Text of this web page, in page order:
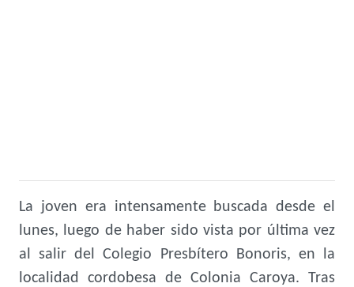
La joven era intensamente buscada desde el
lunes, luego de haber sido vista por última vez
al salir del Colegio Presbítero Bonoris, en la
localidad cordobesa de Colonia Caroya. Tras